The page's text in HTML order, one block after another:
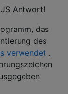
Antwort!
das
des
verwendet .